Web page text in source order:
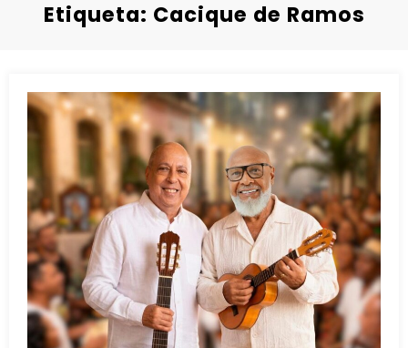
Etiqueta: Cacique de Ramos